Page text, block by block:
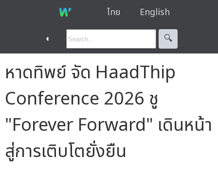
ไทย English
◐ 🔍︎
หาดทิพย์ จัด HaadThip
Conference 2026 ชู
"Forever Forward" เดินหน้า
สู่การเติบโตยั่งยืน